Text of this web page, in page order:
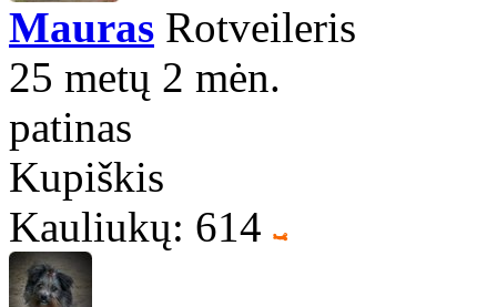
Mauras Rotveileris
25 metų 2 mėn.
patinas
Kupiškis
Kauliukų: 614